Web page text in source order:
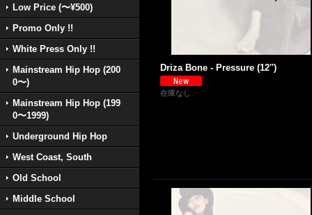
Low Price (〜¥500)
Promo Only !!
White Press Only !!
Mainstream Hip Hop (200
0〜)
Mainstream Hip Hop (199
0〜1999)
Underground Hip Hop
West Coast, South
Old School
Middle School
Driza Bone - Pressure (12'')
在庫なし